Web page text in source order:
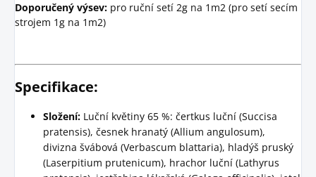
Doporučený výsev: pro ruční setí 2g na 1m2 (pro setí secím
strojem 1g na 1m2)
Specifikace:
Složení: Luční květiny 65 %: čertkus luční (Succisa
pratensis), česnek hranatý (Allium angulosum),
divizna švábová (Verbascum blattaria), hladýš pruský
(Laserpitium prutenicum), hrachor luční (Lathyrus